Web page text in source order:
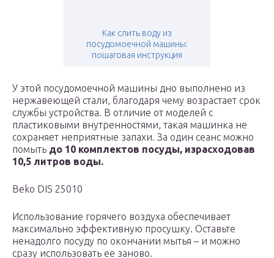
Как слить воду из
посудомоечной машины:
пошаговая инструкция
У этой посудомоечной машины дно выполнено из
нержавеющей стали, благодаря чему возрастает срок
службы устройства. В отличие от моделей с
пластиковыми внутренностями, такая машинка не
сохраняет неприятные запахи. За один сеанс можно
помыть до 10 комплектов посуды, израсходовав
10,5 литров воды.
Beko DIS 25010
Использование горячего воздуха обеспечивает
максимально эффективную просушку. Оставьте
ненадолго посуду по окончании мытья – и можно
сразу использовать ее заново.